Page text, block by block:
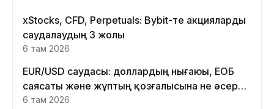
xStocks, CFD, Perpetuals: Bybit-те акцияларды
саудалаудың 3 жолы
6 там 2026
EUR/USD саудасы: доллардың нығаюы, ЕОБ
саясаты және жұптың қозғалысына не әсер
етеді
6 там 2026